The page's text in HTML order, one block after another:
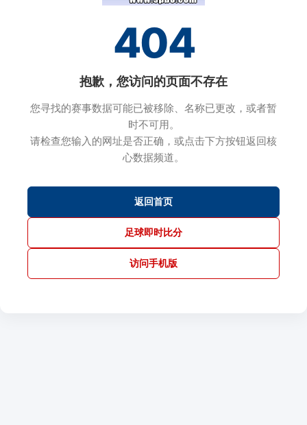
404
抱歉，您访问的页面不存在
您寻找的赛事数据可能已被移除、名称已更改，或者暂
时不可用。
请检查您输入的网址是否正确，或点击下方按钮返回核
心数据频道。
返回首页
足球即时比分
访问手机版